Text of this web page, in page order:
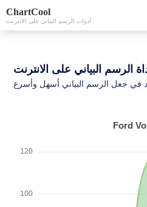
ChartCool
أدوات الرسم البياني على الانترنت
الرسم البياني على الانترنت
في جعل الرسم البياني أسهل وأسرع